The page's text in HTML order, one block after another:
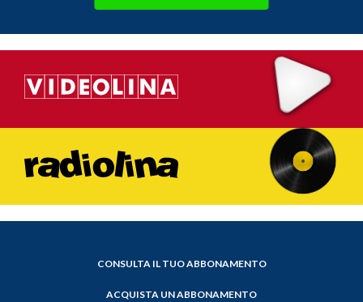
CONSULTA IL TUO ABBONAMENTO
ACQUISTA UN ABBONAMENTO